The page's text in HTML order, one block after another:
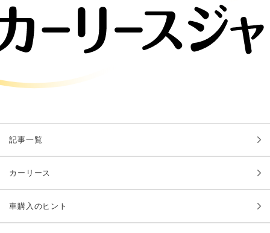
記事一覧
カーリース
車購入のヒント